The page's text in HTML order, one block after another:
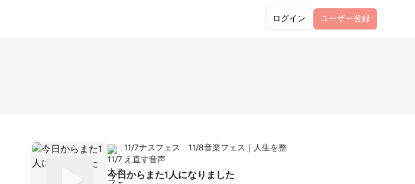
ログイン ユーザー登録
11/7ナスフェス 11/8音楽フェス｜人生を整
え直す音声
今日からまた1人になりました